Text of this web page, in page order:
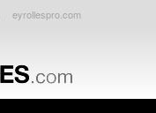
eyrollespro.com